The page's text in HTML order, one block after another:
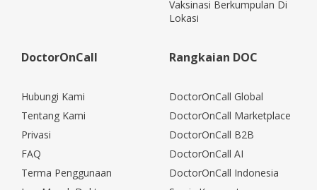
Vaksinasi Berkumpulan Di
Lokasi
DoctorOnCall
Hubungi Kami
Tentang Kami
Privasi
FAQ
Terma Penggunaan
Rangkaian DOC
DoctorOnCall Global
DoctorOnCall Marketplace
DoctorOnCall B2B
DoctorOnCall AI
DoctorOnCall Indonesia